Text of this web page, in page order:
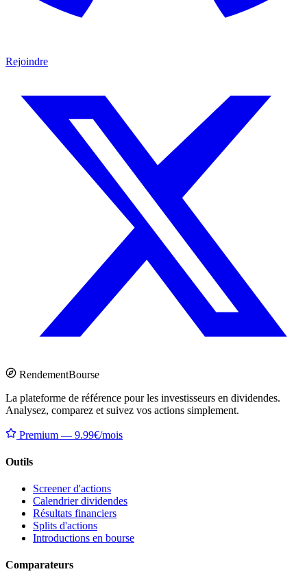
Rejoindre
RendementBourse
La plateforme de référence pour les investisseurs en dividendes.
Analysez, comparez et suivez vos actions simplement.
Premium — 9.99€/mois
Outils
Screener d'actions
Calendrier dividendes
Résultats financiers
Splits d'actions
Introductions en bourse
Comparateurs